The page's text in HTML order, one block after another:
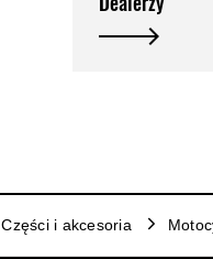
Części i akcesoria